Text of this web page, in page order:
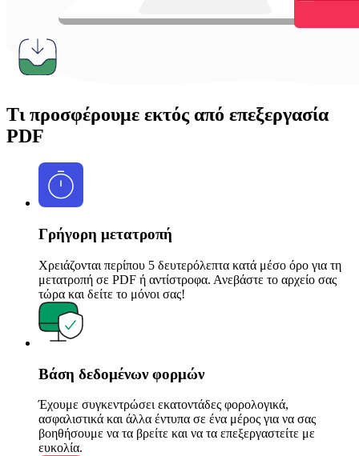
Τι προσφέρουμε εκτός από επεξεργασία
PDF
Γρήγορη μετατροπή
Χρειάζονται περίπου 5 δευτερόλεπτα κατά μέσο όρο για τη
μετατροπή σε PDF ή αντίστροφα. Ανεβάστε το αρχείο σας
τώρα και δείτε το μόνοι σας!
Βάση δεδομένων φορμών
Έχουμε συγκεντρώσει εκατοντάδες φορολογικά,
ασφαλιστικά και άλλα έντυπα σε ένα μέρος για να σας
βοηθήσουμε να τα βρείτε και να τα επεξεργαστείτε με
ευκολία.